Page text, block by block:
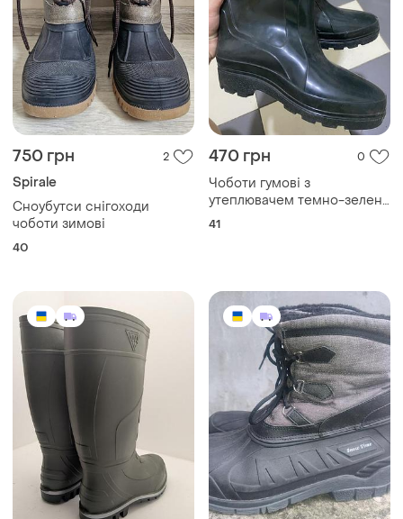
750 грн 2
Spirale
Сноубутси снігоходи
чоботи зимові
40
470 грн 0
Чоботи гумові з
утеплювачем темно-зелені
41 розмір
41